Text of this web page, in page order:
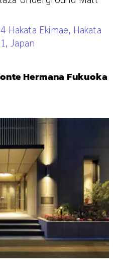
Hakata Ekimae, Hakata
Japan
Hermana Fukuoka